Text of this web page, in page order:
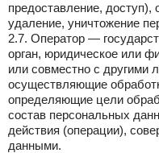
предоставление, доступ),
удаление, уничтожение
2.7. Оператор —
орган, юридическое или
или совместно с другими
осуществляющие
определяющие цели
состав персональных
действия (операции),
данными.